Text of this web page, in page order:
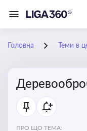
Головна Теми в
ПРО ЩО ТЕМА: